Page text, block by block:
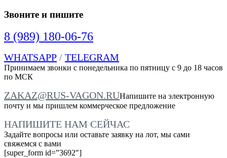
Звоните и пишите
8 (989) 180-06-76
WHATSAPP / TELEGRAM
Принимаем звонки с понедельника по пятницу с 9 до 18 часов
по МСК
ZAKAZ@RUS-VAGON.RUНапишите на электронную
почту и мы пришлем коммерческое предложение
НАПИШИТЕ НАМ СЕЙЧАС
Задайте вопросы или оставьте заявку на лот, мы сами
свяжемся с вами
[super_form id=”3692″]